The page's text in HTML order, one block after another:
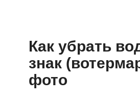
Как убрать
знак
фото